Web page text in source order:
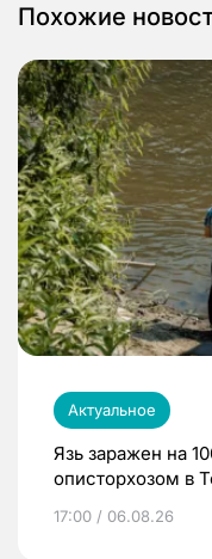
Похожие
Актуальное
Язь заражен на
описторхозом в
17:00 / 06.08.26